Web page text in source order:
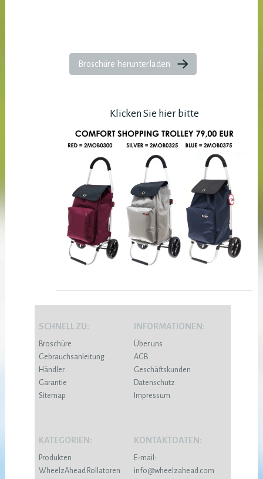
Broschüre herunterladen
Klicken Sie hier bitte
SCHNELL ZU:
Broschüre
Gebrauchsanleitung
Händler
Garantie
Sitemap
INFORMATIONEN:
Über uns
AGB
Geschäftskunden
Datenschutz
Impressum
KATEGORIEN:
Produkten
WheelzAhead Rollatoren
KONTAKTDATEN:
E-mail:
info@wheelzahead.com